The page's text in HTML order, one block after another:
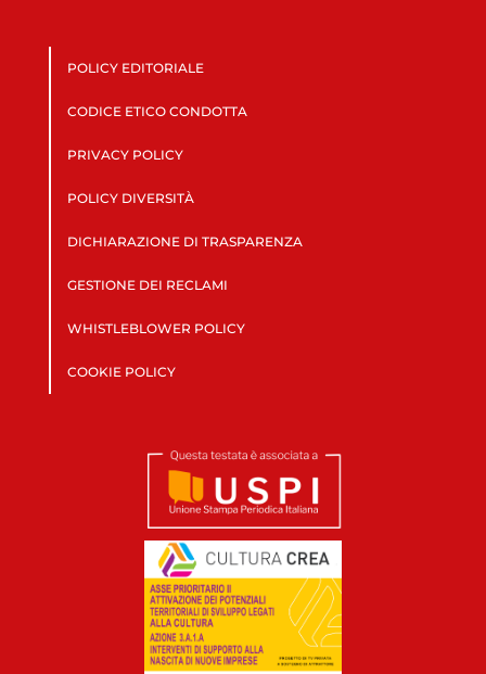
POLICY EDITORIALE
CODICE ETICO CONDOTTA
PRIVACY POLICY
POLICY DIVERSITÀ
DICHIARAZIONE DI TRASPARENZA
GESTIONE DEI RECLAMI
WHISTLEBLOWER POLICY
COOKIE POLICY